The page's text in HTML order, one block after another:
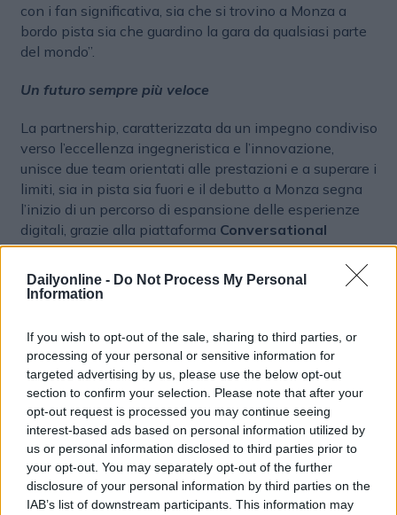
Dailyonline - Do Not Process My Personal
Information
If you wish to opt-out of the sale, sharing to third parties, or
processing of your personal or sensitive information for
targeted advertising by us, please use the below opt-out
section to confirm your selection. Please note that after your
opt-out request is processed you may continue seeing
interest-based ads based on personal information utilized by
us or personal information disclosed to third parties prior to
your opt-out. You may separately opt-out of the further
disclosure of your personal information by third parties on the
IAB’s list of downstream participants. This information may
con i fan significativa, sia che si trovino a Monza a
bordo pista sia che guardino la gara da qualsiasi parte
del mondo”.
Un futuro sempre più veloce
La partnership, caratterizzata da un impegno condiviso
verso l’eccellenza ingegneristica e l’innovazione,
unisce due team orientati alle prestazioni e a superare i
limiti, sia in pista sia fuori e il debutto a Monza segna
l’inizio di un percorso di espansione delle esperienze
digitali, grazie alla piattaforma Conversational
Experience Orchestrationdi Infobip. In futuro
saranno disponibili previsioni di gara basate
sull’intelligenza artificiale, consigli personalizzati sui
l’integrazione con funzionalità di realtà aumentata che
avvicineranno ancora di più i fan all’esperienza della
gara. La partnership intende inoltre offrire ai fan
l’accesso virtuale alle prestazioni e agli allenamenti del
team grazie a simulatori avanzati.
PARTNERSHIP DIGITAL MARKETING SPORT